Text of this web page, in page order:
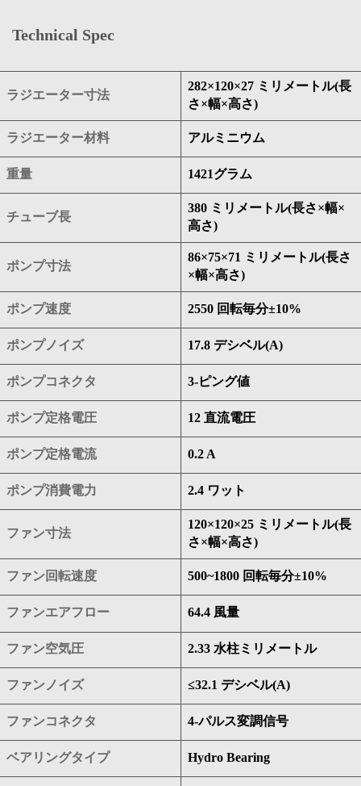
Technical Spec
ラジエーター寸法
282×120×27 ミリメートル(長
さ×幅×高さ)
ラジエーター材料 アルミニウム
重量 1421グラム
チューブ長
380 ミリメートル(長さ×幅×
高さ)
ポンプ寸法
86×75×71 ミリメートル(長さ
×幅×高さ)
ポンプ速度 2550 回転毎分±10%
ポンプノイズ 17.8 デシベル(A)
ポンプコネクタ 3-ピング値
ポンプ定格電圧 12 直流電圧
ポンプ定格電流 0.2 A
ポンプ消費電力 2.4 ワット
ファン寸法
120×120×25 ミリメートル(長
さ×幅×高さ)
ファン回転速度 500~1800 回転毎分±10%
ファンエアフロー 64.4 風量
ファン空気圧 2.33 水柱ミリメートル
ファンノイズ ≤32.1 デシベル(A)
ファンコネクタ 4-パルス変調信号
ベアリングタイプ Hydro Bearing